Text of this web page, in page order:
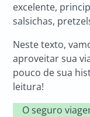
excelente,
salsichas,
Neste texto,
aproveitar sua
pouco de sua
leitura!
O seguro